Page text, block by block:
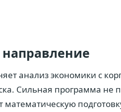
направление
анализ экономики с
Сильная программа не